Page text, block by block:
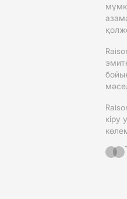
кіру